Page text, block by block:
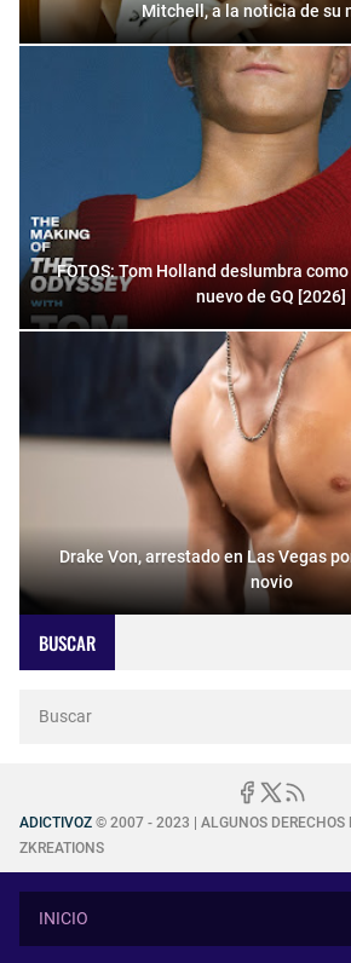
Mitchell, a la noticia de su
FOTOS: Tom Holland deslumbra
nuevo de GQ [2026]
Drake Von, arrestado en Las Vegas
novio
BUSCAR
ADICTIVOZ © 2007 - 2023 | ALGUNOS DERECHOS
ZKREATIONS
INICIO